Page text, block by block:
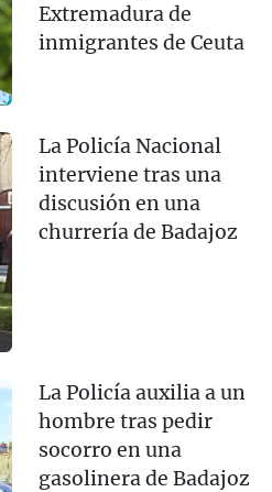
Extremadura de
inmigrantes de Ceuta
La Policía Nacional
interviene tras una
discusión en una
churrería de Badajoz
La Policía auxilia a un
hombre tras pedir
socorro en una
gasolinera de Badajoz